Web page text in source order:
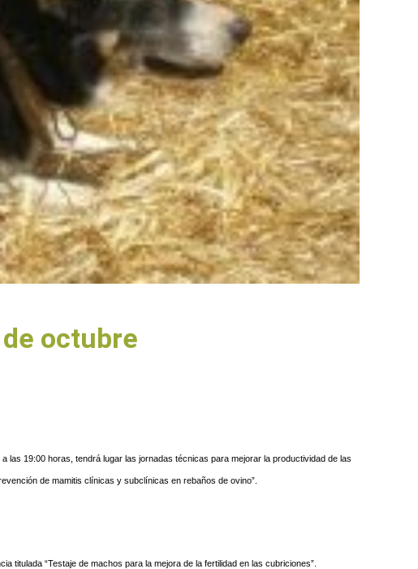
octubre
19:00 horas, tendrá lugar las jornadas técnicas para mejorar la productividad de las
de mamitis clínicas y subclínicas en rebaños de ovino”.
titulada “Testaje de machos para la mejora de la fertilidad en las cubriciones”.